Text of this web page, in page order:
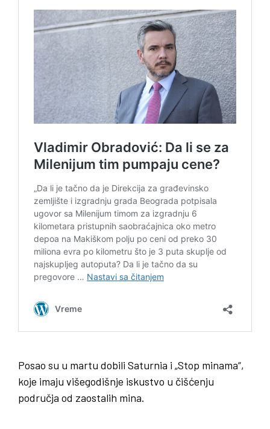
Posao su u martu dobili Saturnia i „Stop minama“,
koje imaju višegodišnje iskustvo u čišćenju
područja od zaostalih mina.